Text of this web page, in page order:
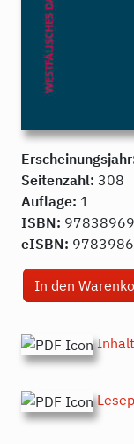
Seitenzahl: 308
Auflage: 1
ISBN:
eISBN: